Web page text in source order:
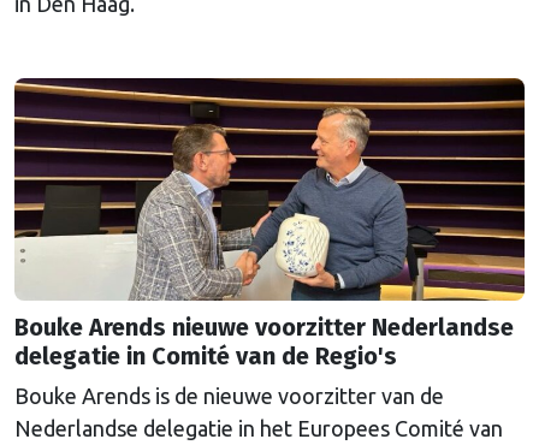
Bouke Arends nieuwe voorzitter Nederlandse
delegatie in Comité van de Regio's
Bouke Arends is de nieuwe voorzitter van de
Nederlandse delegatie in het Europees Comité van